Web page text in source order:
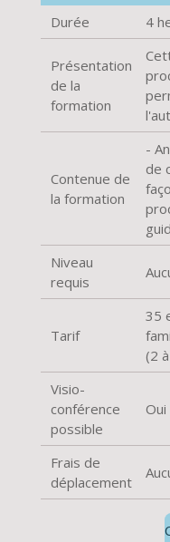
Durée
4
Présentation
de la
formation
Contenue de
la formation
-
de
Niveau
requis
Tarif
35
(2
Visio-
conférence
possible
Oui
Frais de
déplacement